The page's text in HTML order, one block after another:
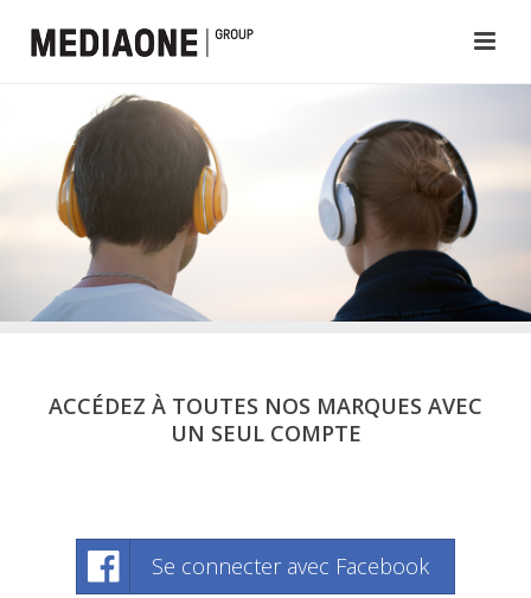
ACCÉDEZ À TOUTES NOS MARQUES AVEC
UN SEUL COMPTE
Se connecter avec Facebook